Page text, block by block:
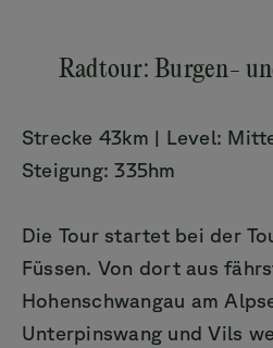
Radtour: Burgen-
Strecke 43km | Level:
Steigung: 335hm
Die Tour startet bei der
Füssen. Von dort aus
Hohenschwangau am
Unterpinswang und Vils